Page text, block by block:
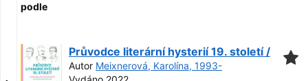
podle
Průvodce literární hysterií 19. století /
Autor Meixnerová, Karolína, 1993-